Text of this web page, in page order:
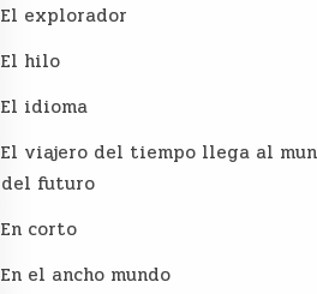
El explorador
El hilo
El idioma
El viajero del tiempo llega al
del futuro
En corto
En el ancho mundo